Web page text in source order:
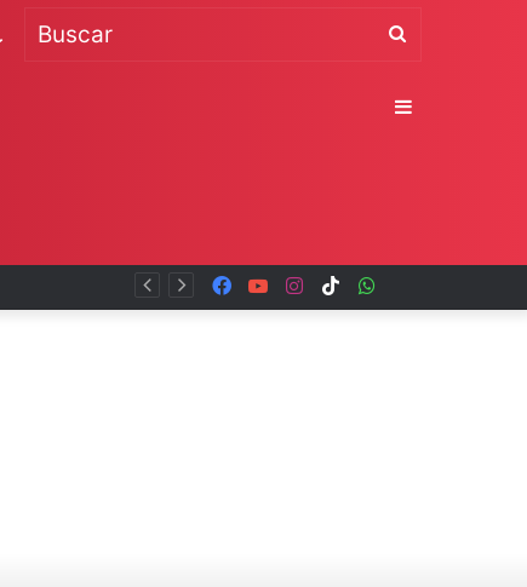
TikTok
Instagram
YouTube
Facebook
Buscar
Switch
Sidebar